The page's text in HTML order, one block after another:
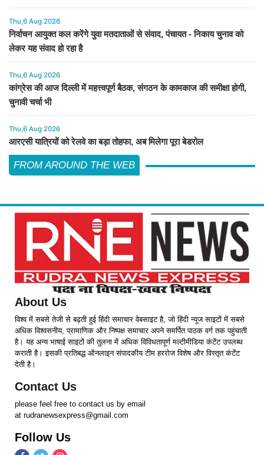
Thu,6 Aug 2026
निर्वाचन आयुक्त कल करेंगे युवा मतदाताओं से संवाद, पंचायत - निकाय चुनाव को
लेकर यह संवाद हो रहा है
Thu,6 Aug 2026
कांग्रेस की आज दिल्ली में महत्त्वपूर्ण बैठक, संगठन के कामकाज की समीक्षा होगी,
चुनावी चर्चा भी
Thu,6 Aug 2026
आरएसी यात्रियों को रेलवे का बड़ा तोहफा, अब मिलेगा पूरा बेडरोल
FROM AROUND THE WEB
About Us
विश्व में सबसे तेजी से बढ़ती हुई हिंदी समाचार वेबसाइट है, जो हिंदी न्यूज साइटों में सबसे
अधिक विश्वसनीय, प्रामाणिक और निष्पक्ष समाचार अपने समर्पित पाठक वर्ग तक पहुंचाती
है। यह अन्य भाषाई साइटों की तुलना में अधिक विविधतापूर्ण मल्टीमीडिया कंटेंट उपलब्ध
कराती है। इसकी प्रतिबद्ध ऑनलाइन संपादकीय टीम हररोज विशेष और विस्तृत कंटेंट
देती है।
Contact Us
please feel free to contact us by email
at rudranewsexpress@gmail.com
Follow Us